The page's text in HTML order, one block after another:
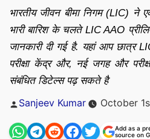
भारतीय जीवन बीमा निगम (LIC) ने
भारी बारिश के चलते LIC AAO
जानकारी दी गई है. यहां आप छात्र
परीक्षा केंद्र और, नई जगह और
संबंधित डिटेल्स पढ़ सकते है
Posted
Sanjeev Kumar October
Add as a
source on